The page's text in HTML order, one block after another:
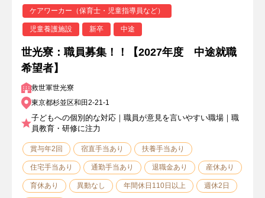
ケアワーカー（保育士・児童指導員など）
児童養護施設 新卒 中途
世光寮：職員募集！！【2027年度 中途就職
希望者】
救世軍世光寮
東京都杉並区和田2-21-1
子どもへの個別的な対応｜職員が意見を言いやすい職場｜職
員教育・研修に注力
賞与年2回 宿直手当あり 扶養手当あり
住宅手当あり 通勤手当あり 退職金あり 産休あり
育休あり 異動なし 年間休日110日以上 週休2日